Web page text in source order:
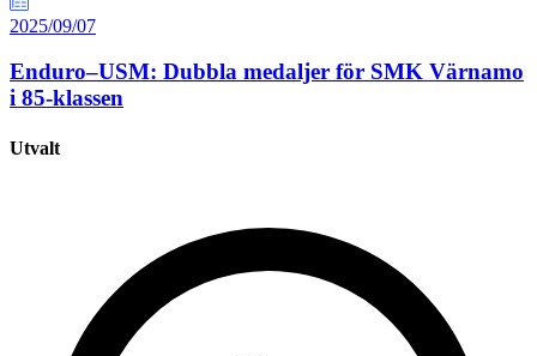
2025/09/07
Enduro–USM: Dubbla medaljer för SMK Värnamo
i 85-klassen
Utvalt